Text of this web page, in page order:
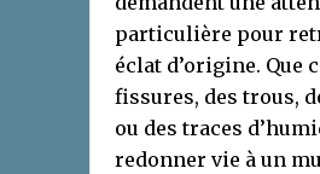
particulière pour
éclat d’origine. Que
fissures, des trous,
ou des traces
redonner vie à un